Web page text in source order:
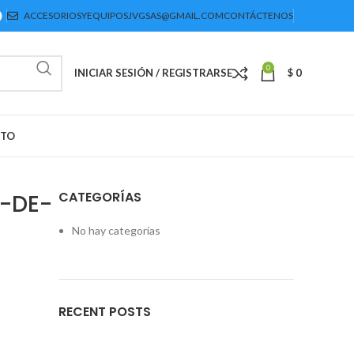
ACCESORIOSYEQUIPOSJVGSAS@GMAIL.COMCONTÁCTENOS
INICIAR SESIÓN / REGISTRARSE 0 $ 0
DE- CATEGORÍAS
No hay categorías
RECENT POSTS